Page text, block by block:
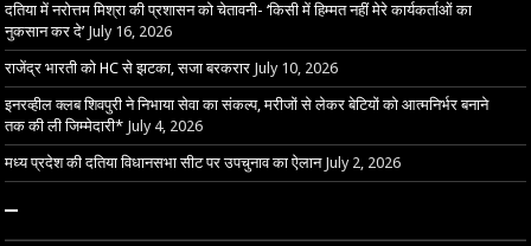
दतिया में नरोत्तम मिश्रा की प्रशासन को चेतावनी- ‘किसी में हिम्मत नहीं मेरे कार्यकर्ताओं का
नुकसान कर दे’ July 16, 2026
राजेंद्र भारती को HC से झटका, सजा बरकरार July 10, 2026
इनरव्हील क्लब शिवपुरी ने निभाया सेवा का संकल्प, मरीजों से लेकर बेटियों को आत्मनिर्भर बनाने
तक की ली जिम्मेदारी* July 4, 2026
मध्य प्रदेश की दतिया विधानसभा सीट पर उपचुनाव का ऐलान July 2, 2026
–